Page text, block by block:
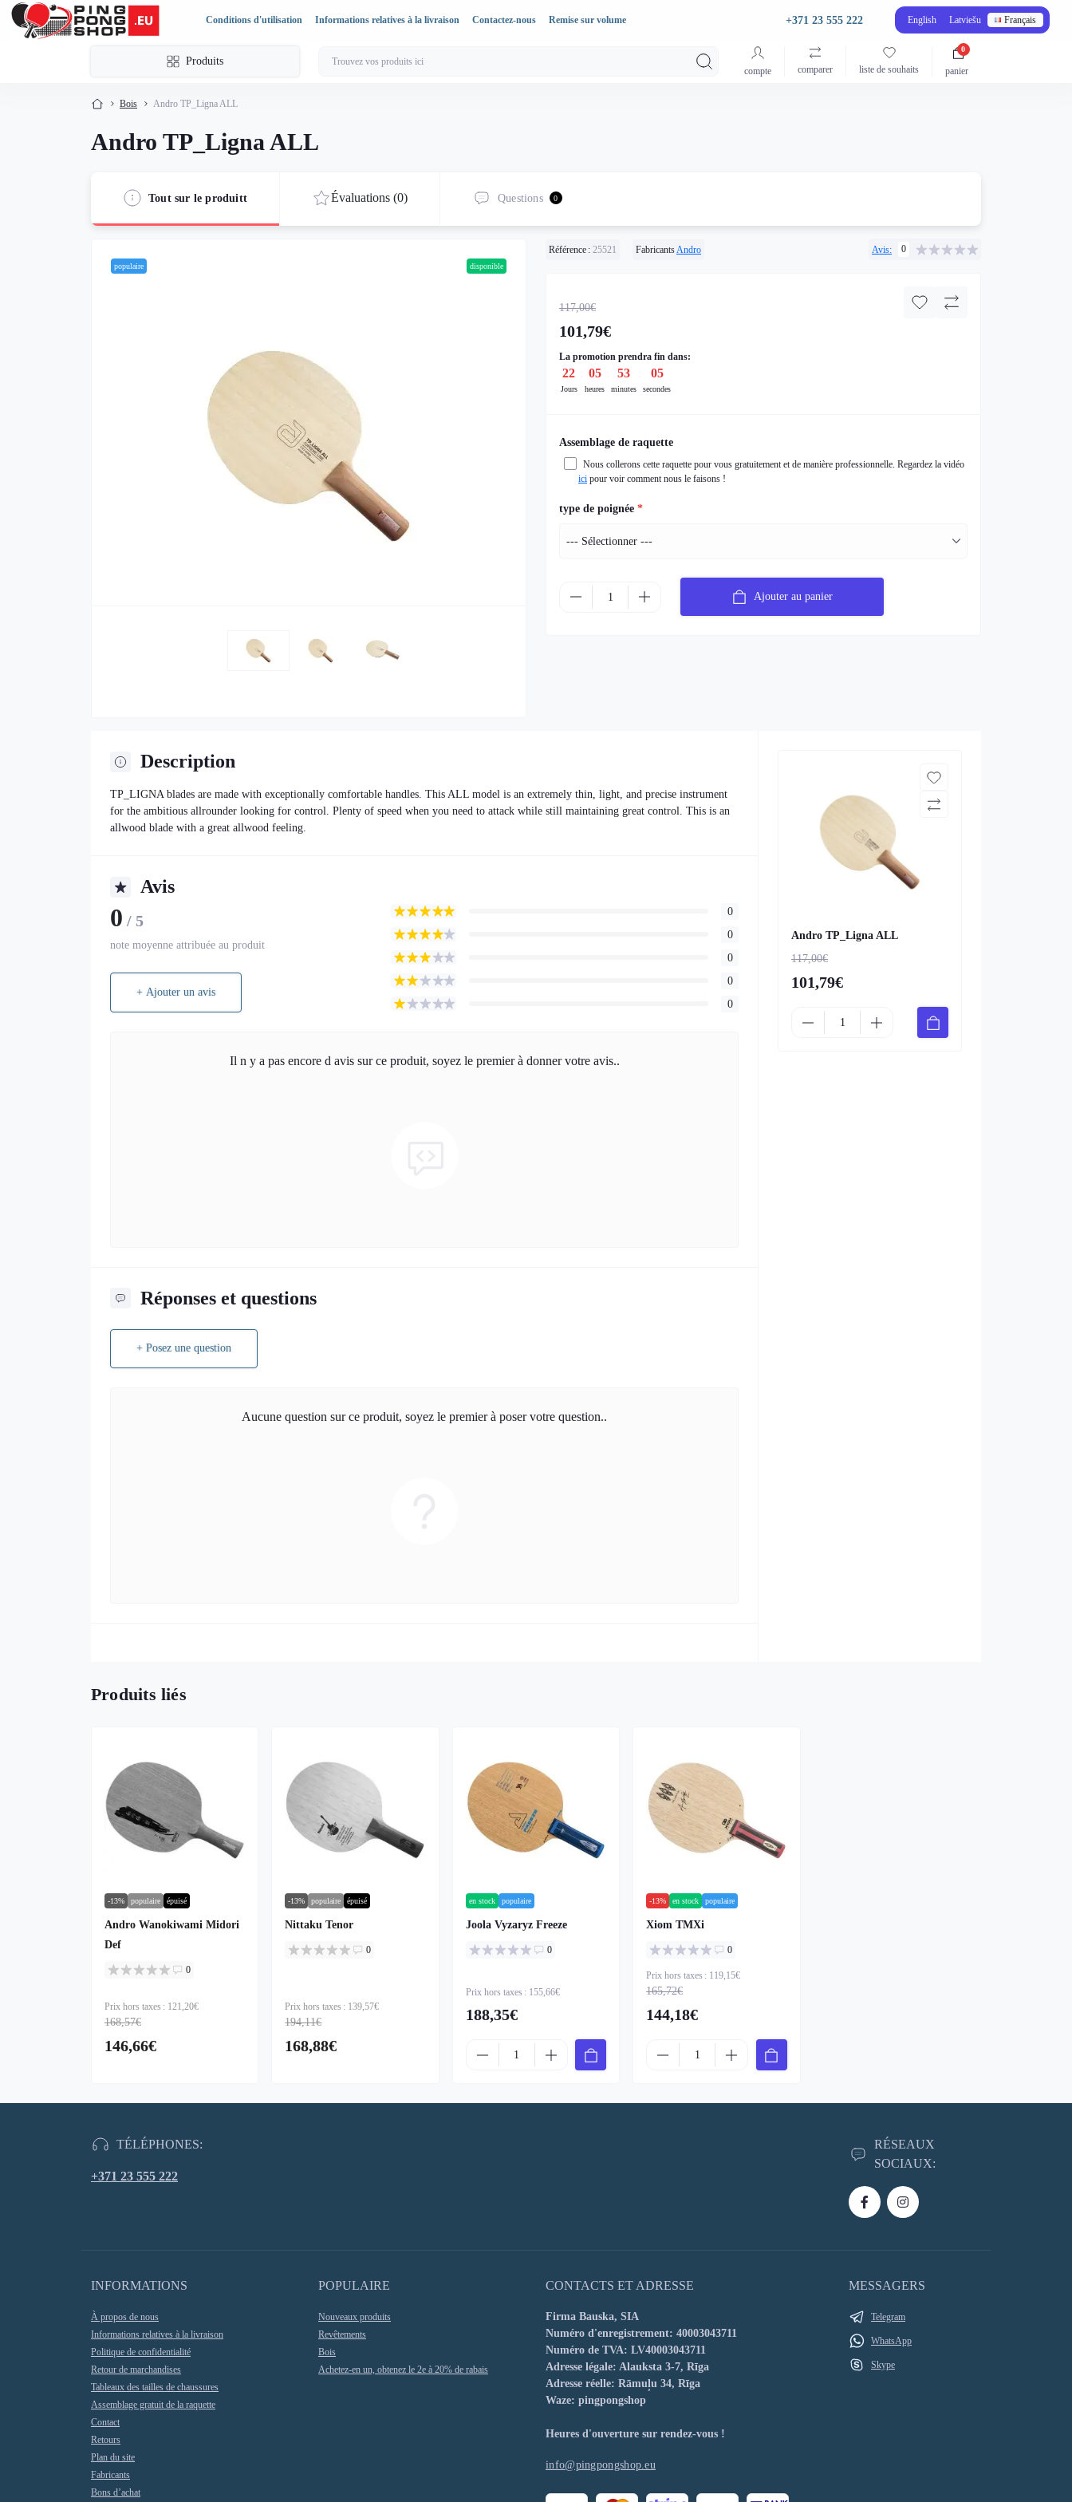
Conditions d'utilisation Informations relatives à la livraison Contactez-nous Remise sur volume +371 23 555 222 English Latviešu Français
Produits
compte comparer liste de souhaits panier
0
Bois Andro TP_Ligna ALL
Andro TP_Ligna ALL
Tout sur le produitt Évaluations (0) Questions 0
populaire disponible
Référence : 25521 Fabricants Andro Avis: 0
117,00€
101,79€
La promotion prendra fin dans:
22
Jours
05
heures
53
minutes
03
secondes
Assemblage de raquette
Nous collerons cette raquette pour vous gratuitement et de manière professionnelle. Regardez la vidéo
ici pour voir comment nous le faisons !
type de poignée *
Ajouter au panier
Description
TP_LIGNA blades are made with exceptionally comfortable handles. This ALL model is an extremely thin, light, and precise instrument
for the ambitious allrounder looking for control. Plenty of speed when you need to attack while still maintaining great control. This is an
allwood blade with a great allwood feeling.
Avis
0 / 5
note moyenne attribuée au produit
+ Ajouter un avis
0
0
0
0
0
Il n y a pas encore d avis sur ce produit, soyez le premier à donner votre avis..
Réponses et questions
+ Posez une question
Aucune question sur ce produit, soyez le premier à poser votre question..
Andro TP_Ligna ALL
117,00€
101,79€
Produits liés
-13% populaire épuisé
Andro Wanokiwami Midori
Def
0
Prix hors taxes : 121,20€
168,57€
146,66€
-13% populaire épuisé
Nittaku Tenor
0
Prix hors taxes : 139,57€
194,11€
168,88€
en stock populaire
Joola Vyzaryz Freeze
0
Prix hors taxes : 155,66€
188,35€
-13% en stock populaire
Xiom TMXi
0
Prix hors taxes : 119,15€
165,72€
144,18€
TÉLÉPHONES:
+371 23 555 222
RÉSEAUX
SOCIAUX:
INFORMATIONS
À propos de nous
Informations relatives à la livraison
Politique de confidentialité
Retour de marchandises
Tableaux des tailles de chaussures
Assemblage gratuit de la raquette
Contact
Retours
Plan du site
Fabricants
Bons d’achat
POPULAIRE
Nouveaux produits
Revêtements
Bois
Achetez-en un, obtenez le 2e à 20% de rabais
CONTACTS ET ADRESSE
Firma Bauska, SIA
Numéro d'enregistrement: 40003043711
Numéro de TVA: LV40003043711
Adresse légale: Alauksta 3-7, Rīga
Adresse réelle: Rāmuļu 34, Rīga
Waze: pingpongshop
Heures d'ouverture sur rendez-vous !
info@pingpongshop.eu
MESSAGERS
Telegram
WhatsApp
Skype